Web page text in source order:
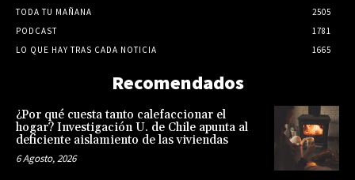
TODA TU MAÑANA
2505
PODCAST
1781
LO QUE HAY TRAS CADA NOTICIA
1665
Recomendados
¿Por qué cuesta tanto calefaccionar el
hogar? Investigación U. de Chile apunta al
deficiente aislamiento de las viviendas
6 Agosto, 2026